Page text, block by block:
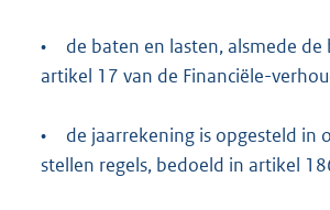
•
de baten en lasten, alsmede
artikel 17 van de Financiële-
•
de jaarrekening is opgesteld in
stellen regels, bedoeld in artikel